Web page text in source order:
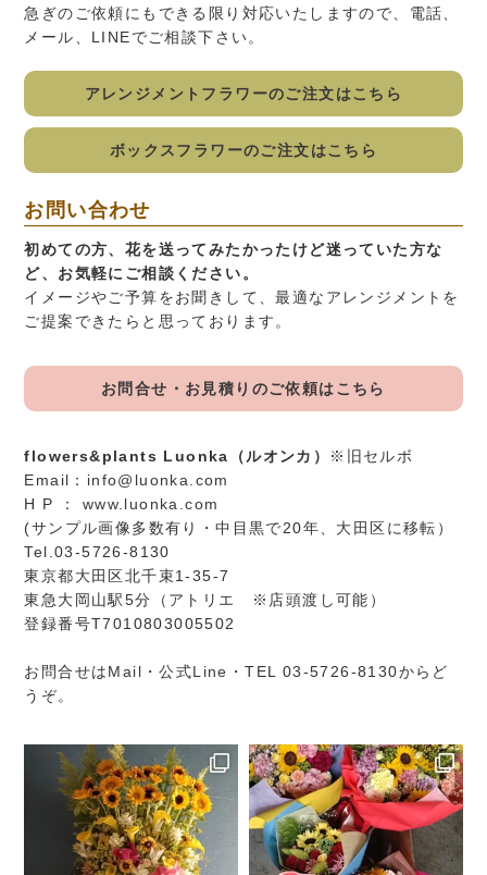
急ぎのご依頼にもできる限り対応いたしますので、電話、
メール、LINEでご相談下さい。
アレンジメントフラワーのご注文はこちら
ボックスフラワーのご注文はこちら
お問い合わせ
初めての方、花を送ってみたかったけど迷っていた方な
ど、お気軽にご相談ください。
イメージやご予算をお聞きして、最適なアレンジメントを
ご提案できたらと思っております。
お問合せ・お見積りのご依頼はこちら
flowers&plants Luonka（ルオンカ）
※旧セルボ
Email： info@luonka.com
H P ： www.luonka.com
(サンプル画像多数有り・中目黒で20年、大田区に移転）
Tel.03-5726-8130
東京都大田区北千束1-35-7
東急大岡山駅5分（アトリエ ※店頭渡し可能）
登録番号T7010803005502
お問合せはMail ・公式Line ・TEL 03-5726-8130からど
うぞ。